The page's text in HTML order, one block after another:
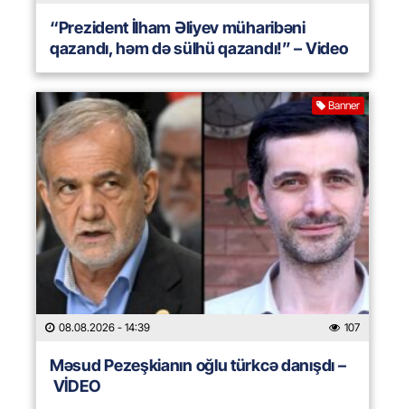
“Prezident İlham Əliyev müharibəni
qazandı, həm də sülhü qazandı!” – Video
Banner
08.08.2026 - 14:39 107
Məsud Pezeşkianın oğlu türkcə danışdı –
VİDEO